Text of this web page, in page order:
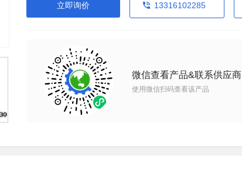
立即询价 13316102285
微信查看产品&联系供应商
使用微信扫码查看该产品